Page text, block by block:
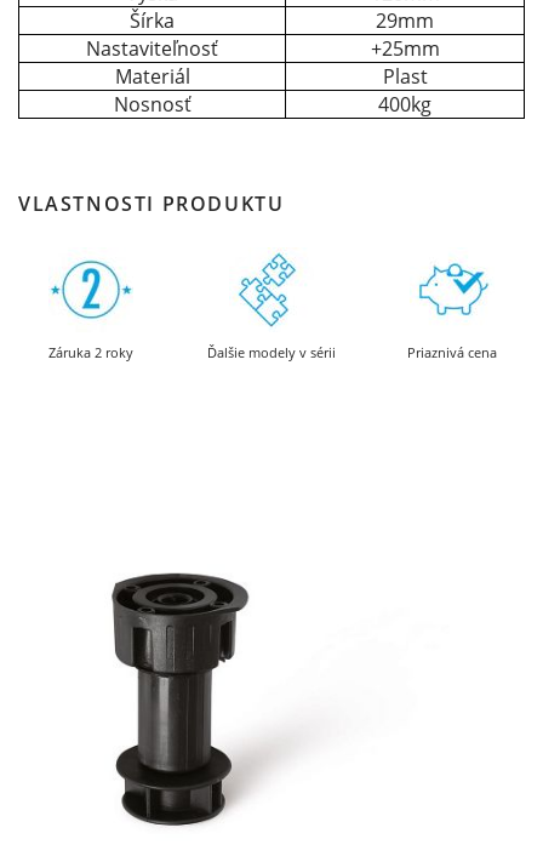
Šírka
29mm
Nastaviteľnosť
+25mm
Materiál
Plast
Nosnosť
400kg
VLASTNOSTI PRODUKTU
Záruka 2 roky Ďalšie modely v sérii Priaznivá cena